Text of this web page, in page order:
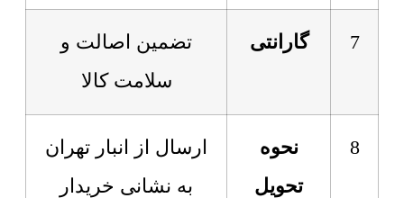
7 گارانتی
تضمین اصالت و
سلامت کالا
8
نحوه
تحویل
ارسال از انبار تهران
به نشانی خریدار